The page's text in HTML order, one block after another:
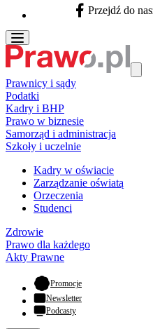
Facebook - otwiera się
Przejdź do
Prawnicy i sądy
Podatki
Kadry i BHP
Prawo w biznesie
Samorząd i administracja
Szkoły i uczelnie
Kadry w oświacie
Zarządzanie oświatą
Orzeczenia
Studenci
Zdrowie
Prawo dla każdego
Akty Prawne
Promocje- otwiera się w nowej
Newsletter
Podcasty